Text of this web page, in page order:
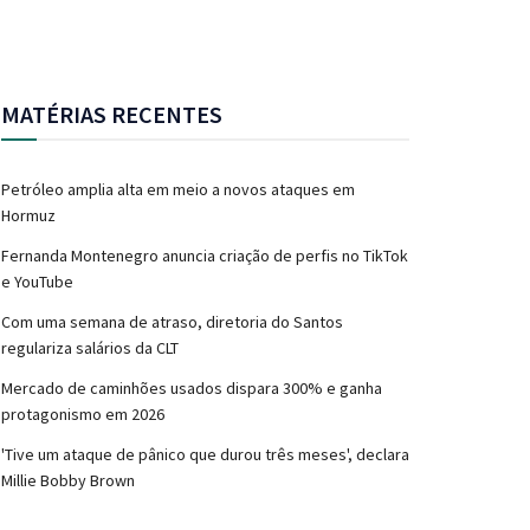
MATÉRIAS RECENTES
Petróleo amplia alta em meio a novos ataques em
Hormuz
Fernanda Montenegro anuncia criação de perfis no TikTok
e YouTube
Com uma semana de atraso, diretoria do Santos
regulariza salários da CLT
Mercado de caminhões usados dispara 300% e ganha
protagonismo em 2026
'Tive um ataque de pânico que durou três meses', declara
Millie Bobby Brown